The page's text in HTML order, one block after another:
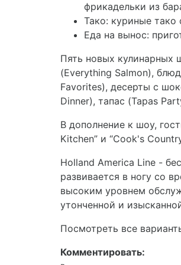
фрикадельки из
Тако: куриные
Еда на вынос:
Пять новых кулинарных
(Everything Salmon),
Favorites), десерты с
Dinner), тапас (Tapas
В дополнение к шоу,
Kitchen” и “Cook's
Holland America Line -
развивается в ногу со
высоким уровнем
утонченной и
Посмотреть все
Комментировать: